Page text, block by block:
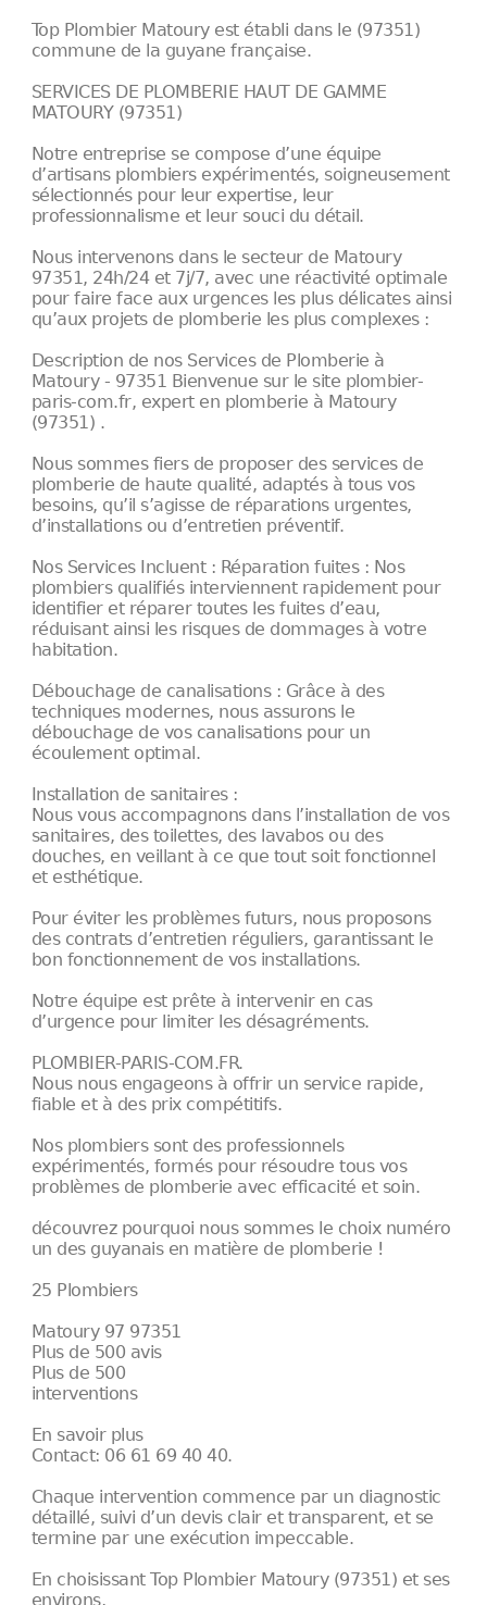
Top Plombier Matoury est établi dans le (97351)
commune de la guyane française.
SERVICES DE PLOMBERIE HAUT DE GAMME
MATOURY (97351)
Notre entreprise se compose d’une équipe
d’artisans plombiers expérimentés, soigneusement
sélectionnés pour leur expertise, leur
professionnalisme et leur souci du détail.
Nous intervenons dans le secteur de Matoury
97351, 24h/24 et 7j/7, avec une réactivité optimale
pour faire face aux urgences les plus délicates ainsi
qu’aux projets de plomberie les plus complexes :
Description de nos Services de Plomberie à
Matoury - 97351 Bienvenue sur le site plombier-
paris-com.fr, expert en plomberie à Matoury
(97351) .
Nous sommes fiers de proposer des services de
plomberie de haute qualité, adaptés à tous vos
besoins, qu’il s’agisse de réparations urgentes,
d’installations ou d’entretien préventif.
Nos Services Incluent : Réparation fuites : Nos
plombiers qualifiés interviennent rapidement pour
identifier et réparer toutes les fuites d’eau,
réduisant ainsi les risques de dommages à votre
habitation.
Débouchage de canalisations : Grâce à des
techniques modernes, nous assurons le
débouchage de vos canalisations pour un
écoulement optimal.
Installation de sanitaires :
Nous vous accompagnons dans l’installation de vos
sanitaires, des toilettes, des lavabos ou des
douches, en veillant à ce que tout soit fonctionnel
et esthétique.
Pour éviter les problèmes futurs, nous proposons
des contrats d’entretien réguliers, garantissant le
bon fonctionnement de vos installations.
Notre équipe est prête à intervenir en cas
d’urgence pour limiter les désagréments.
PLOMBIER-PARIS-COM.FR.
Nous nous engageons à offrir un service rapide,
fiable et à des prix compétitifs.
Nos plombiers sont des professionnels
expérimentés, formés pour résoudre tous vos
problèmes de plomberie avec efficacité et soin.
découvrez pourquoi nous sommes le choix numéro
un des guyanais en matière de plomberie !
25 Plombiers
Matoury 97 97351
Plus de 500 avis
Plus de 500
interventions
En savoir plus
Contact: 06 61 69 40 40.
Chaque intervention commence par un diagnostic
détaillé, suivi d’un devis clair et transparent, et se
termine par une exécution impeccable.
En choisissant Top Plombier Matoury (97351) et ses
environs,